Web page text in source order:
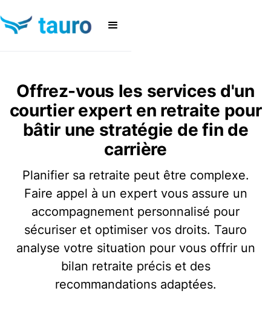
Offrez-vous les services d'un
courtier expert en retraite pour
bâtir une stratégie de fin de
carrière
Planifier sa retraite peut être complexe.
Faire appel à un expert vous assure un
accompagnement personnalisé pour
sécuriser et optimiser vos droits. Tauro
analyse votre situation pour vous offrir un
bilan retraite précis et des
recommandations adaptées.